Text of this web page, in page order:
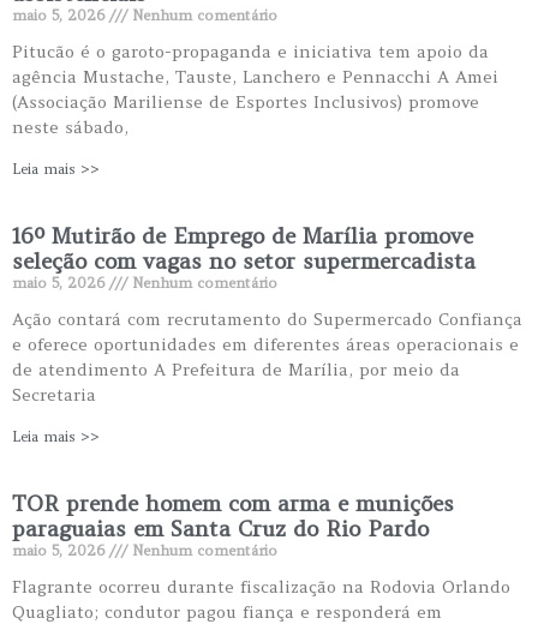
maio 5, 2026 Nenhum comentário
Pitucão é o garoto-propaganda e iniciativa tem apoio da
agência Mustache, Tauste, Lanchero e Pennacchi A Amei
(Associação Mariliense de Esportes Inclusivos) promove
neste sábado,
Leia mais >>
16º Mutirão de Emprego de Marília promove
seleção com vagas no setor supermercadista
maio 5, 2026 Nenhum comentário
Ação contará com recrutamento do Supermercado Confiança
e oferece oportunidades em diferentes áreas operacionais e
de atendimento A Prefeitura de Marília, por meio da
Secretaria
Leia mais >>
TOR prende homem com arma e munições
paraguaias em Santa Cruz do Rio Pardo
maio 5, 2026 Nenhum comentário
Flagrante ocorreu durante fiscalização na Rodovia Orlando
Quagliato; condutor pagou fiança e responderá em